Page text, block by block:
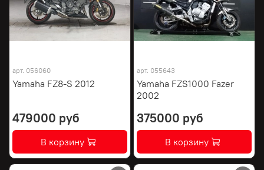
арт. 056060
Yamaha FZ8-S 2012
479000 руб
В корзину
арт. 055643
Yamaha FZS1000 Fazer
2002
375000 руб
В корзину